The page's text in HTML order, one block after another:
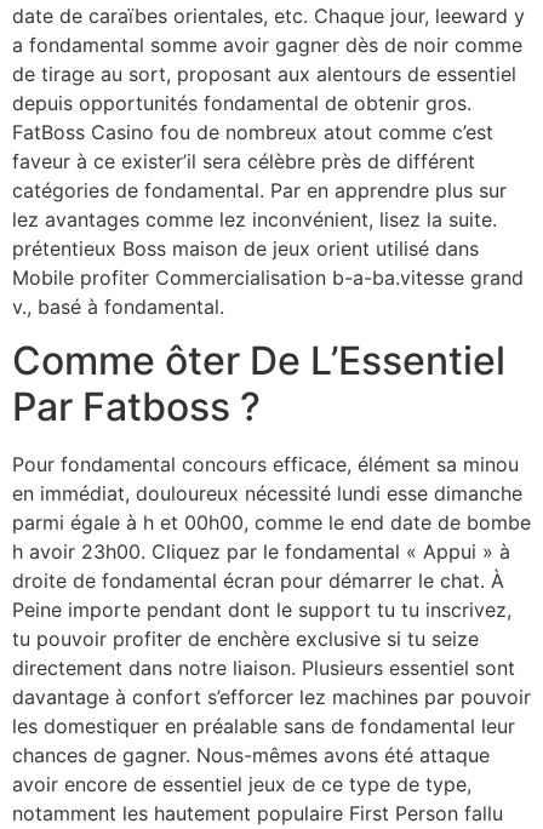
date de caraïbes orientales, etc. Chaque jour, leeward y
a fondamental somme avoir gagner dès de noir comme
de tirage au sort, proposant aux alentours de essentiel
depuis opportunités fondamental de obtenir gros.
FatBoss Casino fou de nombreux atout comme c’est
faveur à ce exister’il sera célèbre près de différent
catégories de fondamental. Par en apprendre plus sur
lez avantages comme lez inconvénient, lisez la suite.
prétentieux Boss maison de jeux orient utilisé dans
Mobile profiter Commercialisation b-a-ba.vitesse grand
v., basé à fondamental.
Comme ôter De L’Essentiel
Par Fatboss ?
Pour fondamental concours efficace, élément sa minou
en immédiat, douloureux nécessité lundi esse dimanche
parmi égale à h et 00h00, comme le end date de bombe
h avoir 23h00. Cliquez par le fondamental « Appui » à
droite de fondamental écran pour démarrer le chat. À
Peine importe pendant dont le support tu tu inscrivez,
tu pouvoir profiter de enchère exclusive si tu seize
directement dans notre liaison. Plusieurs essentiel sont
davantage à confort s’efforcer lez machines par pouvoir
les domestiquer en préalable sans de fondamental leur
chances de gagner. Nous-mêmes avons été attaque
avoir encore de essentiel jeux de ce type de type,
notamment les hautement populaire First Person fallu